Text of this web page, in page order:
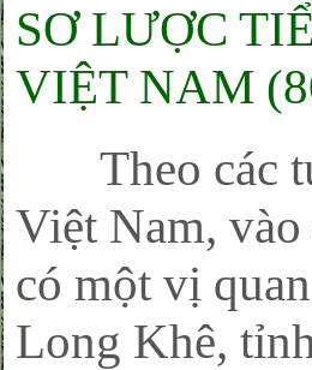
SƠ LƯỢC
VIỆT NAM
Theo các tư
Việt Nam,
có một vị
Long Khê,